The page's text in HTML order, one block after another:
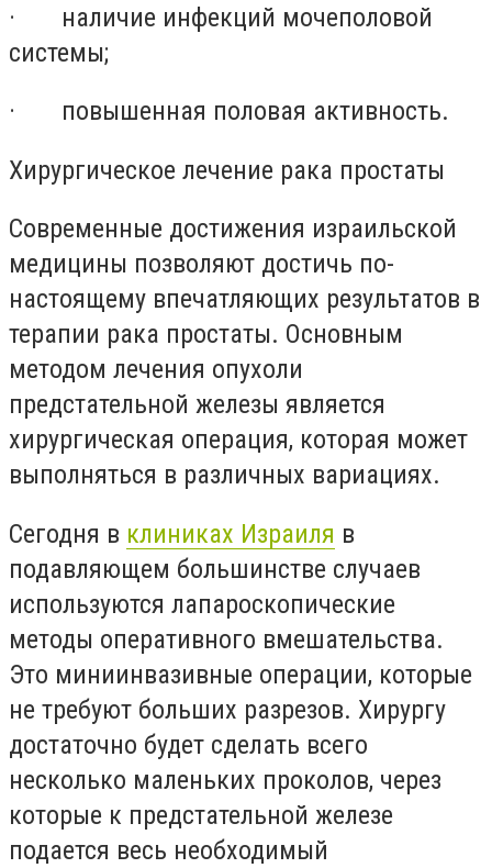
· наличие инфекций мочеполовой
системы;
· повышенная половая активность.
Хирургическое лечение рака простаты
Современные достижения израильской
медицины позволяют достичь по-
настоящему впечатляющих результатов в
терапии рака простаты. Основным
методом лечения опухоли
предстательной железы является
хирургическая операция, которая может
выполняться в различных вариациях.
Сегодня в клиниках Израиля в
подавляющем большинстве случаев
используются лапароскопические
методы оперативного вмешательства.
Это миниинвазивные операции, которые
не требуют больших разрезов. Хирургу
достаточно будет сделать всего
несколько маленьких проколов, через
которые к предстательной железе
подается весь необходимый